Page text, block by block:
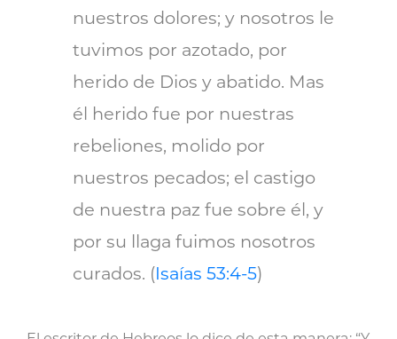
nuestros dolores; y nosotros le
tuvimos por azotado, por
herido de Dios y abatido. Mas
él herido fue por nuestras
rebeliones, molido por
nuestros pecados; el castigo
de nuestra paz fue sobre él, y
por su llaga fuimos nosotros
curados. (Isaías 53:4-5)